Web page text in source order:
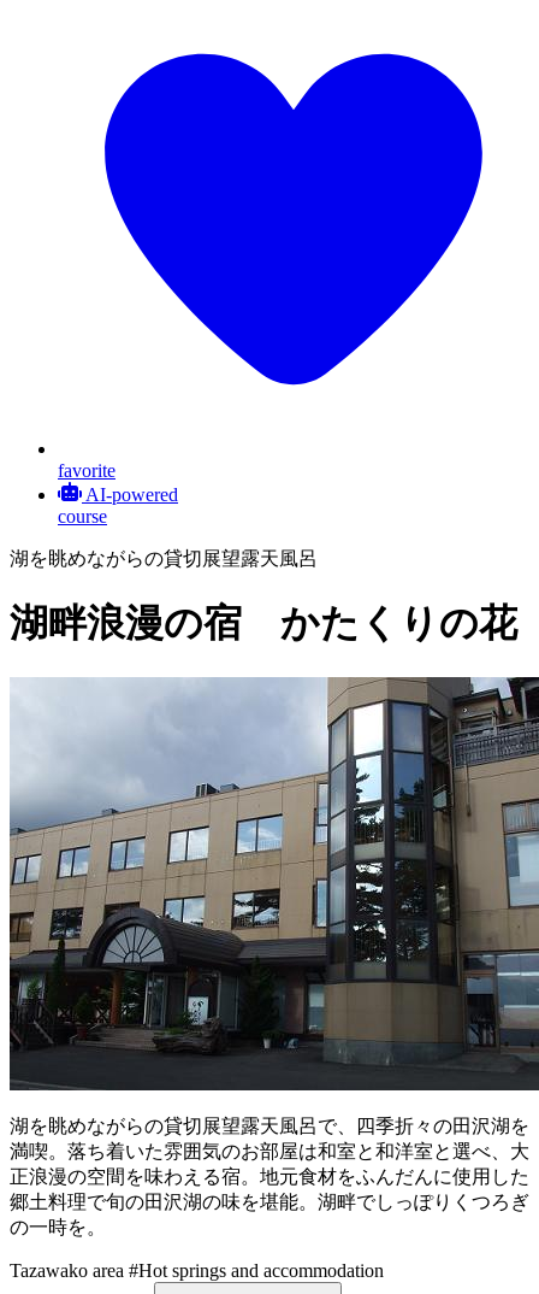
favorite
AI-powered
course
湖を眺めながらの貸切展望露天風呂
湖畔浪漫の宿 かたくりの花
湖を眺めながらの貸切展望露天風呂で、四季折々の田沢湖を
満喫。落ち着いた雰囲気のお部屋は和室と和洋室と選べ、大
正浪漫の空間を味わえる宿。地元食材をふんだんに使用した
郷土料理で旬の田沢湖の味を堪能。湖畔でしっぽりくつろぎ
の一時を。
Tazawako area #Hot springs and accommodation